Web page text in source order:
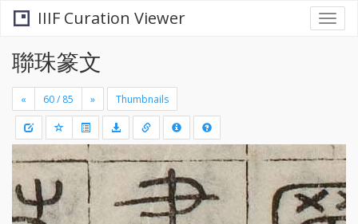
IIIF Curation Viewer
聯珠篆文
« » Thumbnails
+
-
Draw
a